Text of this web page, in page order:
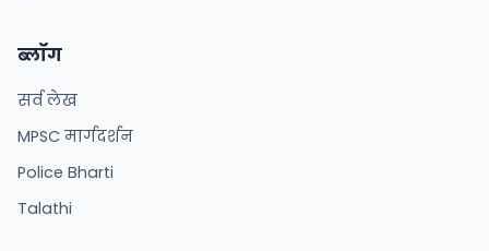
ब्लॉग
सर्व लेख
MPSC मार्गदर्शन
Police Bharti
Talathi